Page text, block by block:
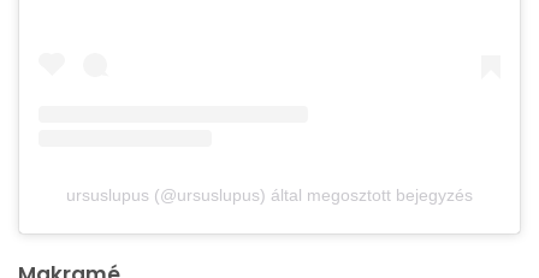
ursuslupus (@ursuslupus) által megosztott bejegyzés